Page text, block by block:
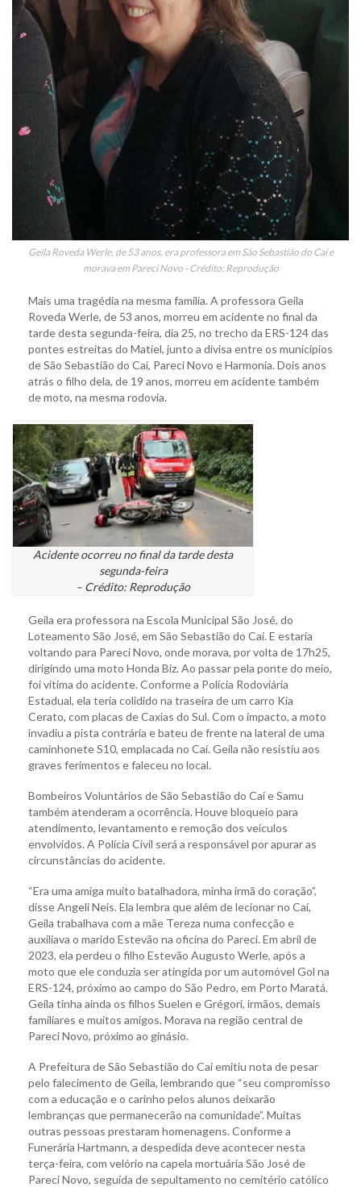
Geila Roveda Werle, de 53 anos, era professora em São Sebastião do Caí e
morava em Pareci Novo - Crédito: Reprodução
Mais uma tragédia na mesma família. A professora Geila
Roveda Werle, de 53 anos, morreu em acidente no final da
tarde desta segunda-feira, dia 25, no trecho da ERS-124 das
pontes estreitas do Matiel, junto a divisa entre os municípios
de São Sebastião do Caí, Pareci Novo e Harmonia. Dois anos
atrás o filho dela, de 19 anos, morreu em acidente também
de moto, na mesma rodovia.
Acidente ocorreu no final da tarde desta
segunda-feira
– Crédito: Reprodução
Geila era professora na Escola Municipal São José, do
Loteamento São José, em São Sebastião do Caí. E estaria
voltando para Pareci Novo, onde morava, por volta de 17h25,
dirigindo uma moto Honda Biz. Ao passar pela ponte do meio,
foi vítima do acidente. Conforme a Polícia Rodoviária
Estadual, ela teria colidido na traseira de um carro Kia
Cerato, com placas de Caxias do Sul. Com o impacto, a moto
invadiu a pista contrária e bateu de frente na lateral de uma
caminhonete S10, emplacada no Caí. Geila não resistiu aos
graves ferimentos e faleceu no local.
Bombeiros Voluntários de São Sebastião do Caí e Samu
também atenderam a ocorrência. Houve bloqueio para
atendimento, levantamento e remoção dos veículos
envolvidos. A Polícia Civil será a responsável por apurar as
circunstâncias do acidente.
“Era uma amiga muito batalhadora, minha irmã do coração”,
disse Angeli Neis. Ela lembra que além de lecionar no Caí,
Geila trabalhava com a mãe Tereza numa confecção e
auxiliava o marido Estevão na oficina do Pareci. Em abril de
2023, ela perdeu o filho Estevão Augusto Werle, após a
moto que ele conduzia ser atingida por um automóvel Gol na
ERS-124, próximo ao campo do São Pedro, em Porto Maratá.
Geila tinha ainda os filhos Suelen e Grégori, irmãos, demais
familiares e muitos amigos. Morava na região central de
Pareci Novo, próximo ao ginásio.
A Prefeitura de São Sebastião do Caí emitiu nota de pesar
pelo falecimento de Geila, lembrando que “seu compromisso
com a educação e o carinho pelos alunos deixarão
lembranças que permanecerão na comunidade”. Muitas
outras pessoas prestaram homenagens. Conforme a
Funerária Hartmann, a despedida deve acontecer nesta
terça-feira, com velório na capela mortuária São José de
Pareci Novo, seguida de sepultamento no cemitério católico